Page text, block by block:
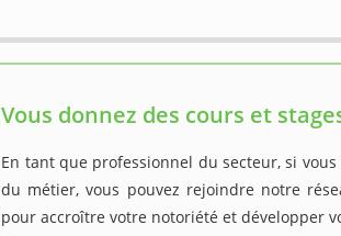
Vous donnez des cours et
En tant que professionnel du secteur, si
du métier, vous pouvez rejoindre notre
pour accroître votre notoriété et développer